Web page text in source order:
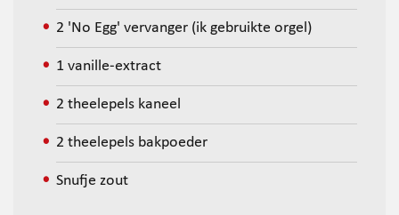
2 'No Egg' vervanger (ik gebruikte orgel)
1 vanille-extract
2 theelepels kaneel
2 theelepels bakpoeder
Snufje zout